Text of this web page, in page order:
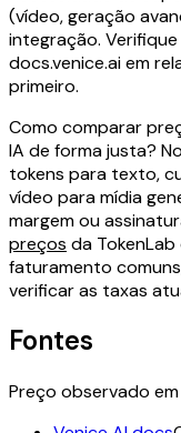
(vídeo, geração
integração.
docs.venice.ai em
primeiro.
Como comparar
IA de forma justa?
tokens para texto,
vídeo para mídia
margem ou
preços da
faturamento
verificar as taxas
Fontes
Preço observado